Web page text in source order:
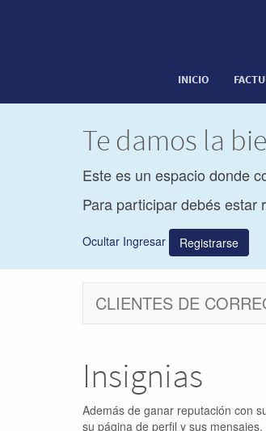
INICIO
Te damos la
Este es un espacio donde
Para participar debés estar
Ocultar Ingresar Registrarse
CLIENTES DE
Insignias
Además de ganar reputación con
su página de perfil y sus mensajes.